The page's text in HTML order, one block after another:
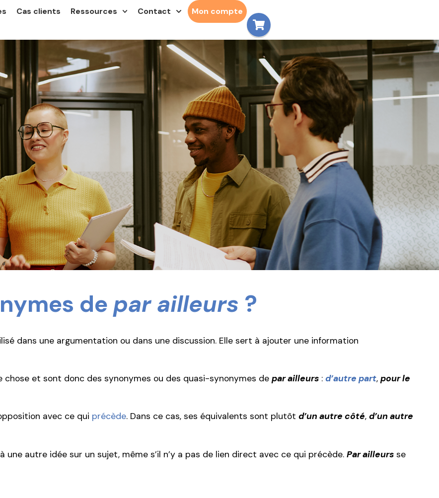
Cas clients Ressources Contact Mon compte
de par ailleurs ?
dans une argumentation ou dans une discussion. Elle sert à ajouter une information
et sont donc des synonymes ou des quasi-synonymes de par ailleurs : d’autre part, pour le
avec ce qui précède. Dans ce cas, ses équivalents sont plutôt d’un autre côté, d’un autre
autre idée sur un sujet, même s’il n’y a pas de lien direct avec ce qui précède. Par ailleurs se